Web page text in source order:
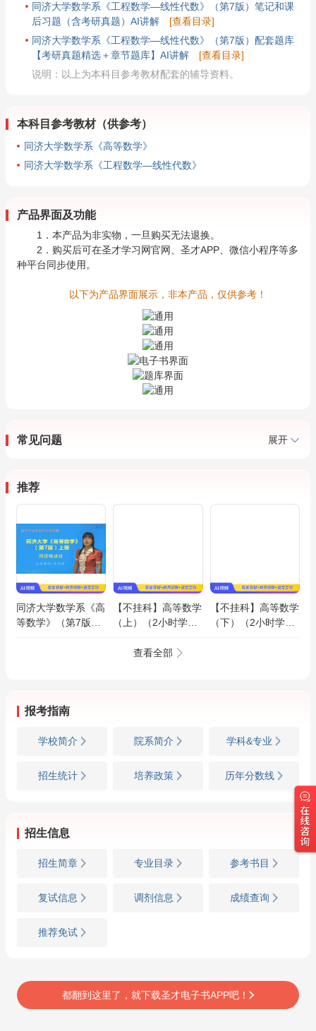
同济大学数学系《工程数学—线性代数》（第7版）笔记和课
后习题（含考研真题）AI讲解
[查看目录]
同济大学数学系《工程数学—线性代数》（第7版）配套题库
【考研真题精选＋章节题库】AI讲解
[查看目录]
说明：以上为本科目参考教材配套的辅导资料。
本科目参考教材（供参考）
同济大学数学系《高等数学》
同济大学数学系《工程数学—线性代数》
产品界面及功能
1．本产品为非实物，一旦购买无法退换。
2．购买后可在圣才学习网官网、圣才APP、微信小程序等多
种平台同步使用。
以下为产品界面展示，非本产品，仅供参考！
常见问题 展开
推荐
同济大学数学系《高
等数学》（第7版）
【不挂科】高等数学
（上）（2小时学
【不挂科】高等数学
（下）（2小时学
查看全部
报考指南
学校简介 院系简介 学科&专业
招生统计 培养政策 历年分数线
招生信息
招生简章 专业目录 参考书目
复试信息 调剂信息 成绩查询
推荐免试
都翻到这里了，就下载圣才电子书APP吧！